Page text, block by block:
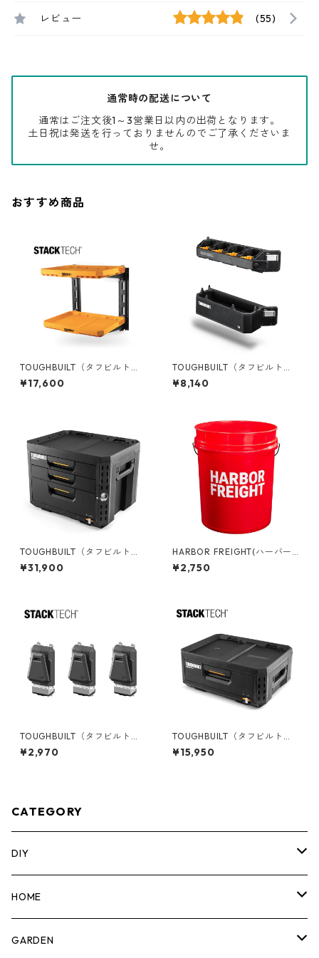
レビュー (55)
通常時の配送について
通常はご注文後1～3営業日以内の出荷となります。
土日祝は発送を行っておりませんのでご了承くださいま
せ。
おすすめ商品
TOUGHBUILT（タフビルト）S
TACK TECH(スタックテック)
2シェルフ収納システム TB-B1
¥17,600
TOUGHBUILT（タフビルト）S
TACK TECH(スタックテック)
マルチロングツールホルダー T
¥8,140
TOUGHBUILT（タフビルト）S
TACK TECH(スタックテック)
3ドロワーボックス（サイドロ
¥31,900
HARBOR FREIGHT(ハーバー
フレイト) 5ガロンバケツ 05G
LHAR
¥2,750
TOUGHBUILT（タフビルト）S
TACK TECH(スタックテック)
オプションClipTechハブ（3P
¥2,970
TOUGHBUILT（タフビルト）S
TACK TECH(スタックテック)
１ドロワー収納ボックス TB-B
¥15,950
CATEGORY
DIY
マーカー
計測機器
HOME
5ガロンバケツ
GARDEN